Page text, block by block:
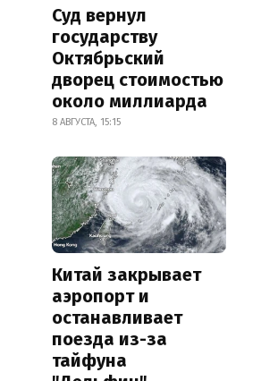
Суд вернул
государству
Октябрьский
дворец стоимостью
около миллиарда
8 АВГУСТА, 15:15
Китай закрывает
аэропорт и
останавливает
поезда из-за
тайфуна